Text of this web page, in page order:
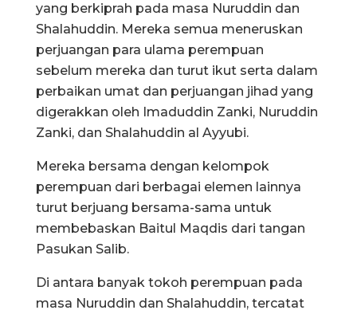
yang berkiprah pada masa Nuruddin dan
Shalahuddin. Mereka semua meneruskan
perjuangan para ulama perempuan
sebelum mereka dan turut ikut serta dalam
perbaikan umat dan perjuangan jihad yang
digerakkan oleh Imaduddin Zanki, Nuruddin
Zanki, dan Shalahuddin al Ayyubi.
Mereka bersama dengan kelompok
perempuan dari berbagai elemen lainnya
turut berjuang bersama-sama untuk
membebaskan Baitul Maqdis dari tangan
Pasukan Salib.
Di antara banyak tokoh perempuan pada
masa Nuruddin dan Shalahuddin, tercatat